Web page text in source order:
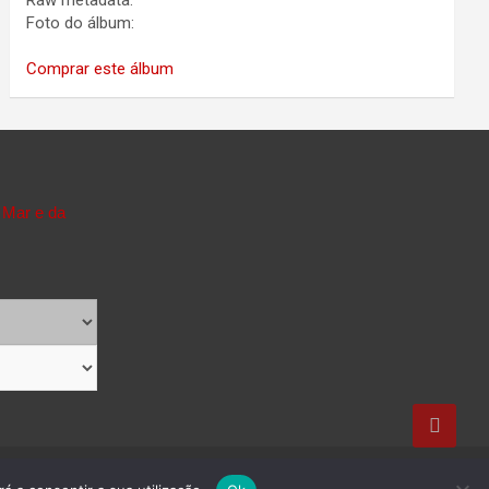
Foto do álbum:
Comprar este álbum